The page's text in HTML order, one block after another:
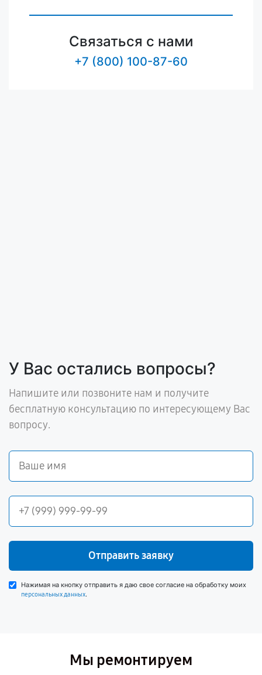
Связаться с нами
+7 (800) 100-87-60
У Вас остались вопросы?
Напишите или позвоните нам и получите
бесплатную консультацию по интересующему Вас
вопросу.
Отправить заявку
Нажимая на кнопку отправить я даю свое согласие на обработку моих
персональных данных.
Мы ремонтируем